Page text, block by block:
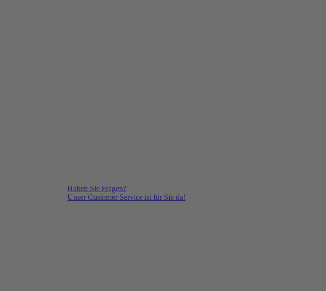
Haben Sie Fragen?
Unser Customer Service ist für Sie da!